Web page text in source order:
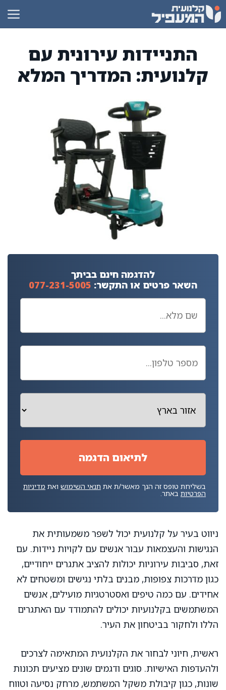
לדלג
לתוכן
התניידות עירונית עם
קלנועית: המדריך המלא
להדגמה חינם בביתך
השאר פרטים או התקשר: 077-231-5005
בשליחת טופס זה הנך מאשר/ת את תנאי השימוש ואת מדיניות
הפרטיות באתר.
ניווט בעיר על קלנועית יכול לשפר משמעותית את
הנגישות והעצמאות עבור אנשים עם לקויות ניידות. עם
זאת, סביבות עירוניות יכולות להציב אתגרים ייחודיים,
כגון מדרכות צפופות, מבנים בלתי נגישים ומשטחים לא
אחידים. עם כמה טיפים ואסטרטגיות מועילים, אנשים
המשתמשים בקלנועיות יכולים להתמודד עם האתגרים
הללו ולחקור בביטחון את העיר.
ראשית, חיוני לבחור את הקלנועית המתאימה לצרכים
ולהעדפות האישיות. סוגים ודגמים שונים מציעים תכונות
שונות, כגון קיבולת משקל המשתמש, מרחק נסיעה וטווח